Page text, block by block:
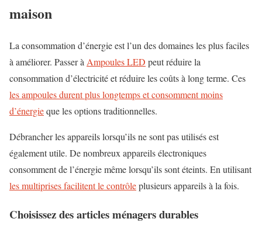
maison
La consommation d’énergie est l’un des domaines les plus faciles
à améliorer. Passer àAmpoules LED peut réduire la
consommation d’électricité et réduire les coûts à long terme. Ces
les ampoules durent plus longtemps et consomment moins
d’énergieque les options traditionnelles.
Débrancher les appareils lorsqu’ils ne sont pas utilisés est
également utile. De nombreux appareils électroniques
consomment de l’énergie même lorsqu’ils sont éteints. En utilisant
les multiprises facilitent le contrôleplusieurs appareils à la fois.
Choisissez des articles ménagers durables